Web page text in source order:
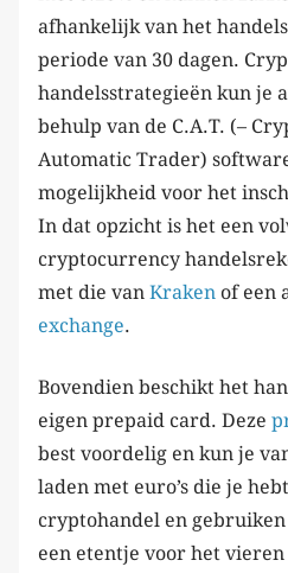
afhankelijk van het
periode van 30 dagen.
handelsstrategieën kun je
behulp van de C.A.T. (–
Automatic Trader)
mogelijkheid voor het
In dat opzicht is het een
cryptocurrency
met die van Kraken of een
exchange.
Bovendien beschikt het
eigen prepaid card. Deze
best voordelig en kun je
laden met euro’s die je
cryptohandel en
een etentje voor het